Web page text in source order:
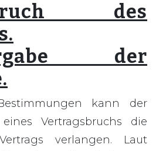
des
der
kann der
Vertragsbruchs die
verlangen. Laut